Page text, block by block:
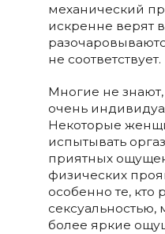
механический
искренне верят
не соответствует.
Многие не знают,
очень
Некоторые
испытывать
приятных
физических
особенно те, кто
сексуальностью,
более яркие